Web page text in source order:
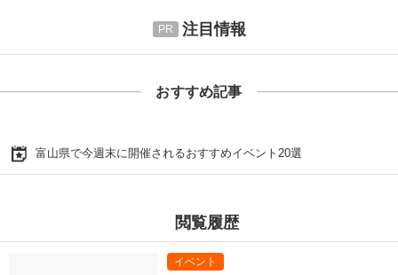
注目情報
おすすめ記事
富山県で今週末に開催されるおすすめイベント20選
閲覧履歴